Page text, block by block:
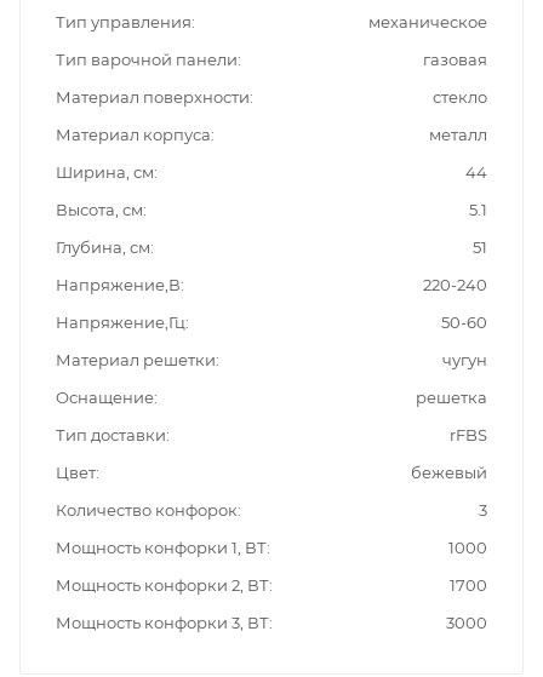
Тип управления
механическое
Тип варочной панели
газовая
Материал поверхности
стекло
Материал корпуса
металл
Ширина, см
44
Высота, см
5.1
Глубина, см
51
Напряжение,В
220-240
Напряжение,Гц
50-60
Материал решетки
чугун
Оснащение
решетка
Тип доставки
rFBS
Цвет
бежевый
Количество конфорок
3
Мощность конфорки 1, ВТ
1000
Мощность конфорки 2, ВТ
1700
Мощность конфорки 3, ВТ
3000